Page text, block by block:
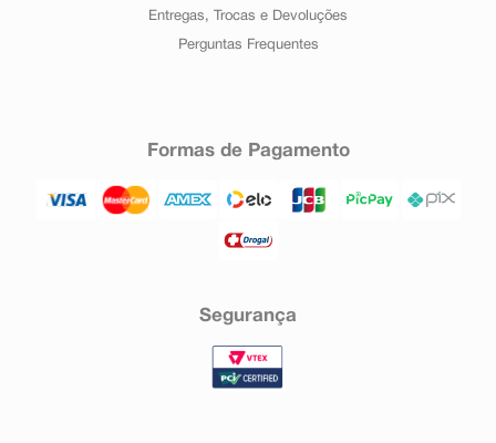
Entregas, Trocas e Devoluções
Perguntas Frequentes
Formas de Pagamento
Segurança